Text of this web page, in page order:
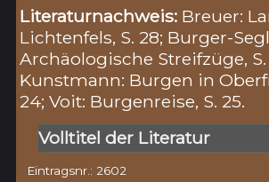
Literaturnachweis: Breuer:
Lichtenfels, S. 28; Burger-
Archäologische Streifzüge, S.
Kunstmann: Burgen in
24; Voit: Burgenreise, S. 25.
Volltitel der Literatur
Eintragsnr.: 2602